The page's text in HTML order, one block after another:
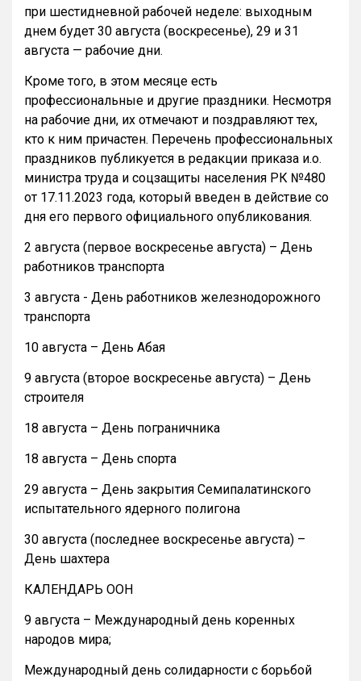
при шестидневной рабочей неделе: выходным
днем будет 30 августа (воскресенье), 29 и 31
августа — рабочие дни.
Кроме того, в этом месяце есть
профессиональные и другие праздники. Несмотря
на рабочие дни, их отмечают и поздравляют тех,
кто к ним причастен. Перечень профессиональных
праздников публикуется в редакции приказа и.о.
министра труда и соцзащиты населения РК №480
от 17.11.2023 года, который введен в действие со
дня его первого официального опубликования.
2 августа (первое воскресенье августа) – День
работников транспорта
3 августа - День работников железнодорожного
транспорта
10 августа – День Абая
9 августа (второе воскресенье августа) – День
строителя
18 августа – День пограничника
18 августа – День спорта
29 августа – День закрытия Семипалатинского
испытательного ядерного полигона
30 августа (последнее воскресенье августа) –
День шахтера
КАЛЕНДАРЬ ООН
9 августа – Международный день коренных
народов мира;
Международный день солидарности с борьбой